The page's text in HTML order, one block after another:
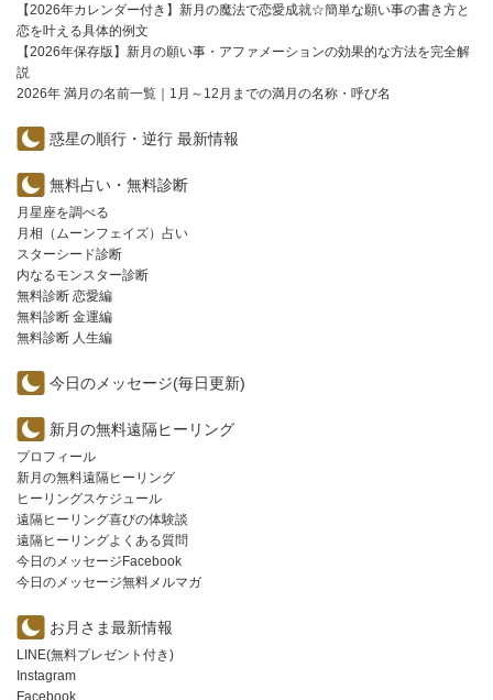
【2026年カレンダー付き】新月の魔法で恋愛成就☆簡単な願い事の書き方と
恋を叶える具体的例文
【2026年保存版】新月の願い事・アファメーションの効果的な方法を完全解
説
2026年 満月の名前一覧｜1月～12月までの満月の名称・呼び名
惑星の順行・逆行 最新情報
無料占い・無料診断
月星座を調べる
月相（ムーンフェイズ）占い
スターシード診断
内なるモンスター診断
無料診断 恋愛編
無料診断 金運編
無料診断 人生編
今日のメッセージ(毎日更新)
新月の無料遠隔ヒーリング
プロフィール
新月の無料遠隔ヒーリング
ヒーリングスケジュール
遠隔ヒーリング喜びの体験談
遠隔ヒーリングよくある質問
今日のメッセージFacebook
今日のメッセージ無料メルマガ
お月さま最新情報
LINE(無料プレゼント付き)
Instagram
Facebook